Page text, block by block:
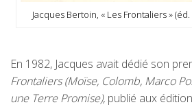
Jacques Bertoin, « Les Frontaliers »
En 1982, Jacques avait dédié son
Frontaliers (Moïse, Colomb, Marco
une Terre Promise), publié aux